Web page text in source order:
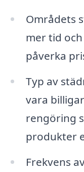
Områdets
mer tid
påverka
Typ av
vara
rengöring
produkter
Frekvens